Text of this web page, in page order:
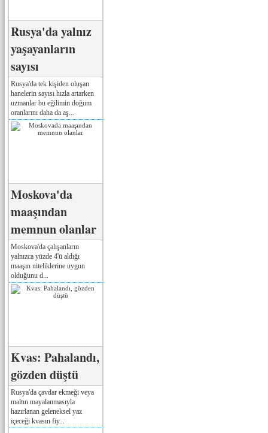
Rusya'da yalnız
yaşayanların
sayısı
Rusya'da tek kişiden oluşan
hanelerin sayısı hızla artarken
uzmanlar bu eğilimin doğum
oranlarını daha da aş...
Moskova'da
maaşından
memnun olanlar
Moskova'da çalışanların
yalnızca yüzde 4'ü aldığı
maaşın niteliklerine uygun
olduğunu d...
Kvas: Pahalandı,
gözden düştü
Rusya'da çavdar ekmeği veya
maltın mayalanmasıyla
hazırlanan geleneksel yaz
içeceği kvasın fiy...